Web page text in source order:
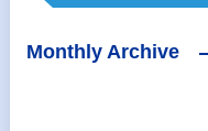
Monthly Archive